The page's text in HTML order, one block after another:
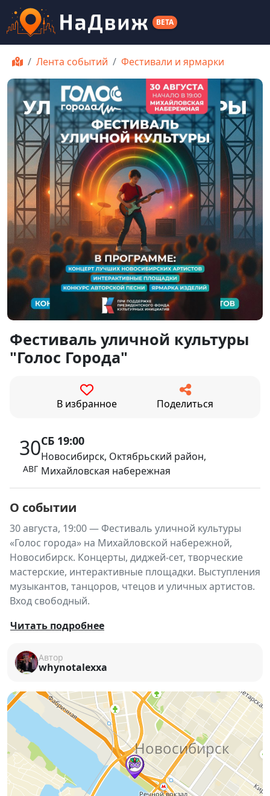
BETA
Лента событий Фестивали и ярмарки
Фестиваль уличной культуры
"Голос Города"
В избранное Поделиться
30
АВГ
СБ 19:00
Новосибирск, Октябрьский район,
Михайловская набережная
О событии
30 августа, 19:00 — Фестиваль уличной культуры
«Голос города» на Михайловской набережной,
Новосибирск. Концерты, диджей-сет, творческие
мастерские, интерактивные площадки. Выступления
музыкантов, танцоров, чтецов и уличных артистов.
Вход свободный.
🎤Финал лета от «Голоса города»
Завершаем летний сезон масштабным фестивалем
наМихайловской набережной
📍Где: Михайловская набережная, Новосибирск
Подробности и новости
Что ждёт гостей и участников:
Главная сцена с концертами музыкантов и
награждением активных участников сезона.
Читать подробнее
Автор
whynotalexxa